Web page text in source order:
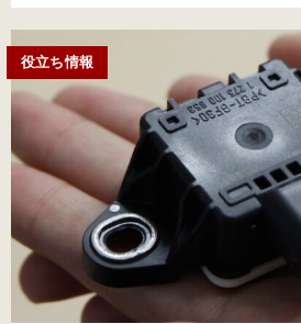
『コーナリングABS』について解説しよう。
役立ち情報